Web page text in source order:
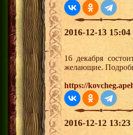
2016-12-13
16 декабря
желающие.
https://
2016-12-12